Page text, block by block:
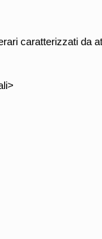
caratterizzati da